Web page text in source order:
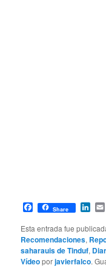
Facebook
Share
Esta entrada fue
Recomendaciones,
saharauis de Tinduf,
Vídeoporjavierfalco.